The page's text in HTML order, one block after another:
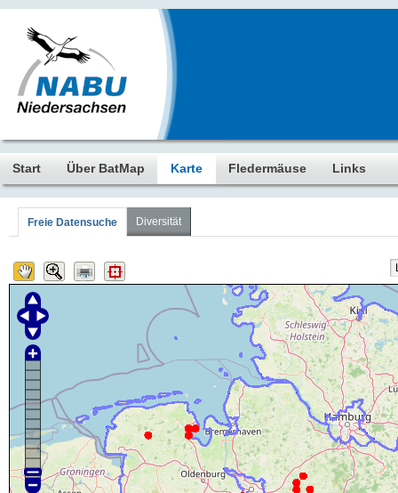
Start Über BatMap Karte Fledermäuse Links
Freie Datensuche Diversität